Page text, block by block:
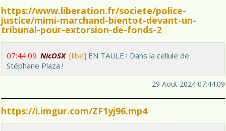
https://www.liberation.fr/societe/police-
justice/mimi-marchand-bientot-devant-un-
tribunal-pour-extorsion-de-fonds-2
07:44:09 NicOSX [libe] EN TAULE ! Dans la cellule de
Stéphane Plaza !
29 Aout 2024 07:44:09
https://i.imgur.com/ZF1yj96.mp4